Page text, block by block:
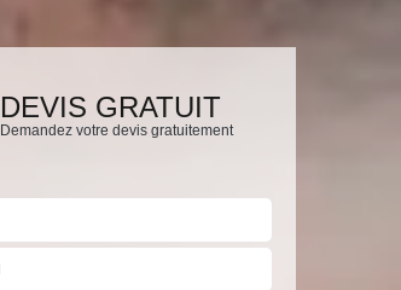
DEVIS GRATUIT
Demandez votre devis gratuitement